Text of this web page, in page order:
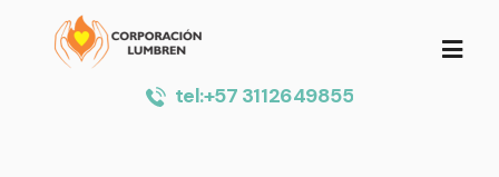
tel:+57 3112649855